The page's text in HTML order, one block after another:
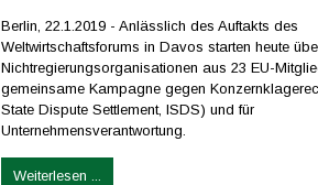
Berlin, 22.1.2019 - Anlässlich des Auftakts des
Weltwirtschaftsforums in Davos starten heute
Nichtregierungsorganisationen aus 23 EU-
gemeinsame Kampagne gegen
State Dispute Settlement, ISDS) und für
Unternehmensverantwortung.
Weiterlesen ...